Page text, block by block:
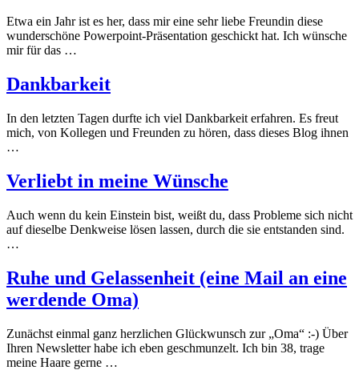
Etwa ein Jahr ist es her, dass mir eine sehr liebe Freundin diese
wunderschöne Powerpoint-Präsentation geschickt hat. Ich wünsche
mir für das …
Dankbarkeit
In den letzten Tagen durfte ich viel Dankbarkeit erfahren. Es freut
mich, von Kollegen und Freunden zu hören, dass dieses Blog ihnen
…
Verliebt in meine Wünsche
Auch wenn du kein Einstein bist, weißt du, dass Probleme sich nicht
auf dieselbe Denkweise lösen lassen, durch die sie entstanden sind.
…
Ruhe und Gelassenheit (eine Mail an eine
werdende Oma)
Zunächst einmal ganz herzlichen Glückwunsch zur „Oma“ :-) Über
Ihren Newsletter habe ich eben geschmunzelt. Ich bin 38, trage
meine Haare gerne …